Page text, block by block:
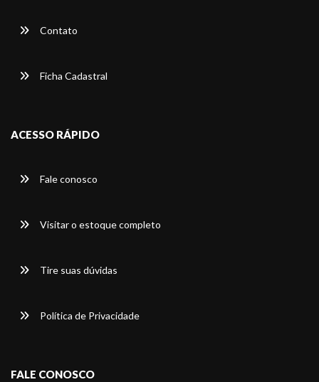
Contato
Ficha Cadastral
ACESSO RÁPIDO
Fale conosco
Visitar o estoque completo
Tire suas dúvidas
Política de Privacidade
FALE CONOSCO